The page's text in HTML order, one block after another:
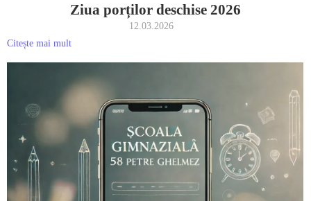
Ziua porților deschise 2026
12.03.2026
Citește mai mult